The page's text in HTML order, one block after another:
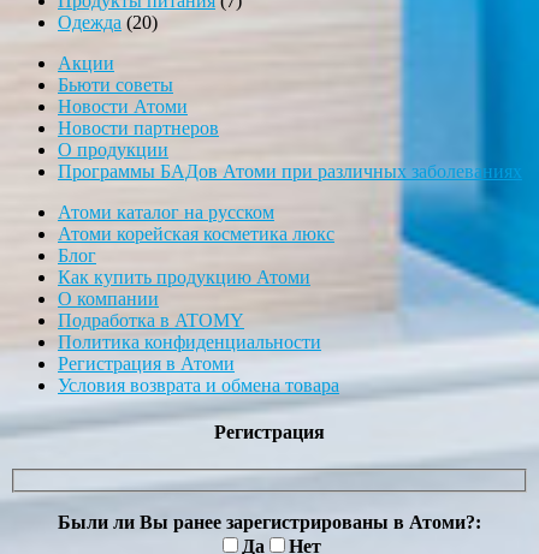
Одежда 2020
Акции
Бьюти советы
Новости Атоми
Новости партнеров
О продукции
Программы БАДов Атоми при различных заболеваниях
Атоми каталог на русском
Атоми корейская косметика люкс
Блог
Как купить продукцию Атоми
О компании
Подработка в ATOMY
Политика конфиденциальности
Регистрация в Атоми
Условия возврата и обмена товара
Регистрация
Были ли Вы ранее зарегистрированы в Атоми?:
Да
Нет